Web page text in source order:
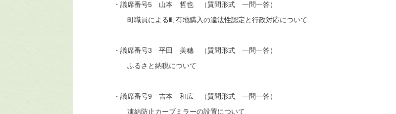
・議席番号5 山本 哲也 （質問形式 一問一答）
町職員による町有地購入の違法性認定と行政対応について
・議席番号3 平田 美穗 （質問形式 一問一答）
ふるさと納税について
・議席番号9 吉本 和広 （質問形式 一問一答）
凍結防止カーブミラーの設置について